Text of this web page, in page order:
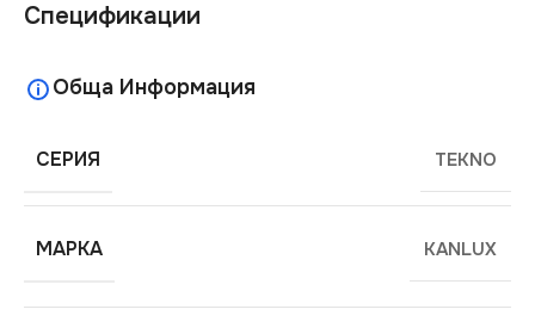
Спецификации
Обща Информация
СЕРИЯ TEKNO
МАРКА KANLUX